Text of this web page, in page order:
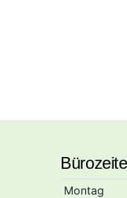
Montag